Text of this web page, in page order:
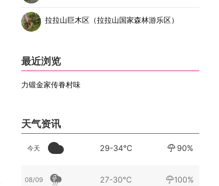
拉拉山巨木区（拉拉山国家森林游乐区）
最近浏览
力锻金家传眷村味
天气资讯
今天 29-34°C 90%
08/09 27-30°C 100%